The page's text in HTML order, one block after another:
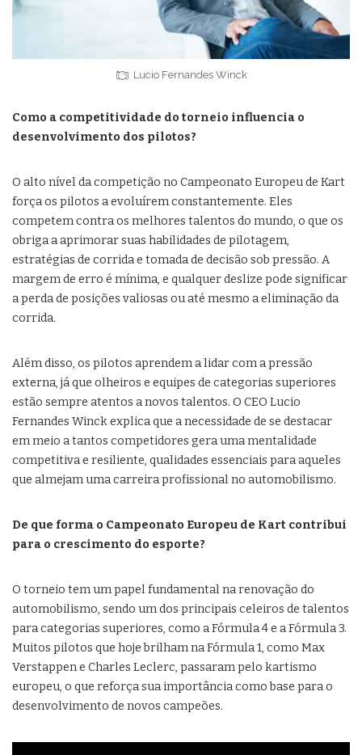
Lucio Fernandes Winck
Como a competitividade do torneio influencia o
desenvolvimento dos pilotos?
O alto nível da competição no Campeonato Europeu de Kart
força os pilotos a evoluírem constantemente. Eles
competem contra os melhores talentos do mundo, o que os
obriga a aprimorar suas habilidades de pilotagem,
estratégias de corrida e tomada de decisão sob pressão. A
margem de erro é mínima, e qualquer deslize pode significar
a perda de posições valiosas ou até mesmo a eliminação da
corrida.
Além disso, os pilotos aprendem a lidar com a pressão
externa, já que olheiros e equipes de categorias superiores
estão sempre atentos a novos talentos. O CEO Lucio
Fernandes Winck explica que a necessidade de se destacar
em meio a tantos competidores gera uma mentalidade
competitiva e resiliente, qualidades essenciais para aqueles
que almejam uma carreira profissional no automobilismo.
De que forma o Campeonato Europeu de Kart contribui
para o crescimento do esporte?
O torneio tem um papel fundamental na renovação do
automobilismo, sendo um dos principais celeiros de talentos
para categorias superiores, como a Fórmula 4 e a Fórmula 3.
Muitos pilotos que hoje brilham na Fórmula 1, como Max
Verstappen e Charles Leclerc, passaram pelo kartismo
europeu, o que reforça sua importância como base para o
desenvolvimento de novos campeões.